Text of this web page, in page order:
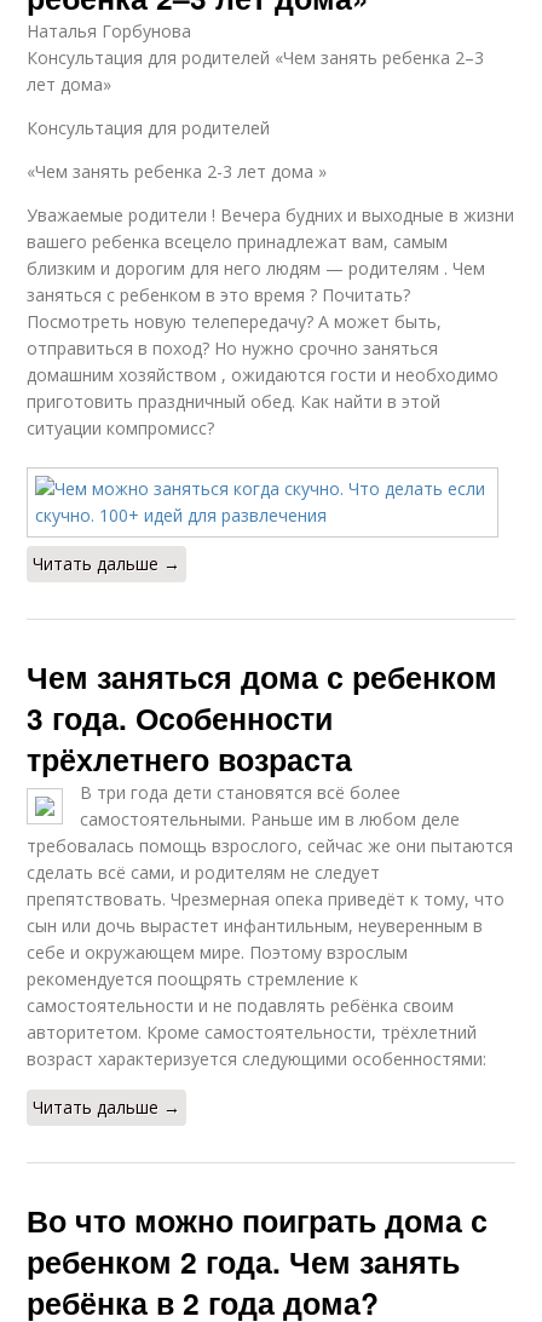
Наталья Горбунова
Консультация для родителей «Чем занять ребенка 2–3
лет дома»
Консультация для родителей
«Чем занять ребенка 2-3 лет дома »
Уважаемые родители ! Вечера будних и выходные в жизни
вашего ребенка всецело принадлежат вам, самым
близким и дорогим для него людям — родителям . Чем
заняться с ребенком в это время ? Почитать?
Посмотреть новую телепередачу? А может быть,
отправиться в поход? Но нужно срочно заняться
домашним хозяйством , ожидаются гости и необходимо
приготовить праздничный обед. Как найти в этой
ситуации компромисс?
Читать дальше →
Чем заняться дома с ребенком
3 года. Особенности
трёхлетнего возраста
В три года дети становятся всё более
самостоятельными. Раньше им в любом деле
требовалась помощь взрослого, сейчас же они пытаются
сделать всё сами, и родителям не следует
препятствовать. Чрезмерная опека приведёт к тому, что
сын или дочь вырастет инфантильным, неуверенным в
себе и окружающем мире. Поэтому взрослым
рекомендуется поощрять стремление к
самостоятельности и не подавлять ребёнка своим
авторитетом. Кроме самостоятельности, трёхлетний
возраст характеризуется следующими особенностями:
Читать дальше →
Во что можно поиграть дома с
ребенком 2 года. Чем занять
ребёнка в 2 года дома?